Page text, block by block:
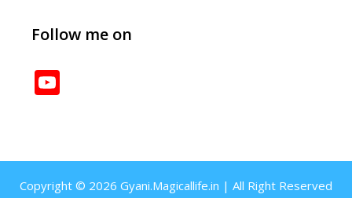
Follow me on
Copyright © 2026 Gyani.Magicallife.in | All Right Reserved